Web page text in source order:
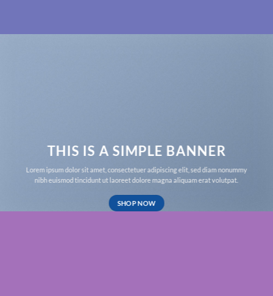
THIS IS A SIMPLE BANNER
Lorem ipsum dolor sit amet, consectetuer adipiscing elit, sed diam nonummy
nibh euismod tincidunt ut laoreet dolore magna aliquam erat volutpat.
SHOP NOW